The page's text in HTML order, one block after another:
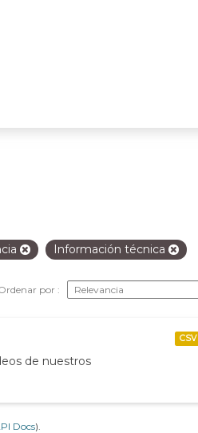
Información técnica
por
de nuestros
CSV
Docs).